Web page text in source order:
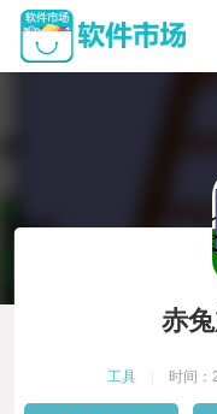
赤
工具 时间：